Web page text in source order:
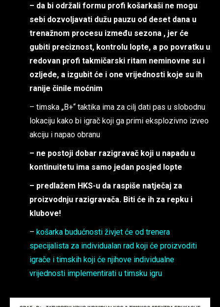
– da bi održali formu profi košarkaši ne mogu
sebi dozvoljavati dužu pauzu od deset dana u
trenažnom procesu između sezona , jer će
gubiti preciznost, kontrolu lopte, a po povratku u
redovan profi takmičarski ritam neminovne su i
ozljede, a izgubit će i one vrijednosti koje su ih
ranije činile moćnim
– timska „B+“ taktika ima za cilj dati pas u slobodnu
lokaciju kako bi igrač koji ga primi eksplozivno izveo
akciju i napao obranu
– ne postoji dobar razigravač koji u napadu u
kontinuitetu ima samo jedan posjed lopte
– predlažem HKS-u da raspiše natječaj za
proizvodnju razigravača. Biti će ih za repku i
klubove!
– košarka budućnosti živjet će od trenera
specijalista za individualan rad koji će proizvoditi
igrače i timskih koji će njihove individualne
vrijednosti implementirati u timsku igru